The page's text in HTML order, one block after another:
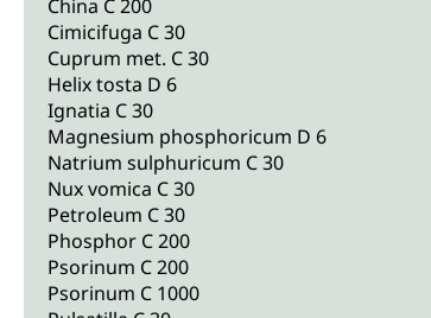
China C 200
Cimicifuga C 30
Cuprum met. C 30
Helix tosta D 6
Ignatia C 30
Magnesium phosphoricum D 6
Natrium sulphuricum C 30
Nux vomica C 30
Petroleum C 30
Phosphor C 200
Psorinum C 200
Psorinum C 1000